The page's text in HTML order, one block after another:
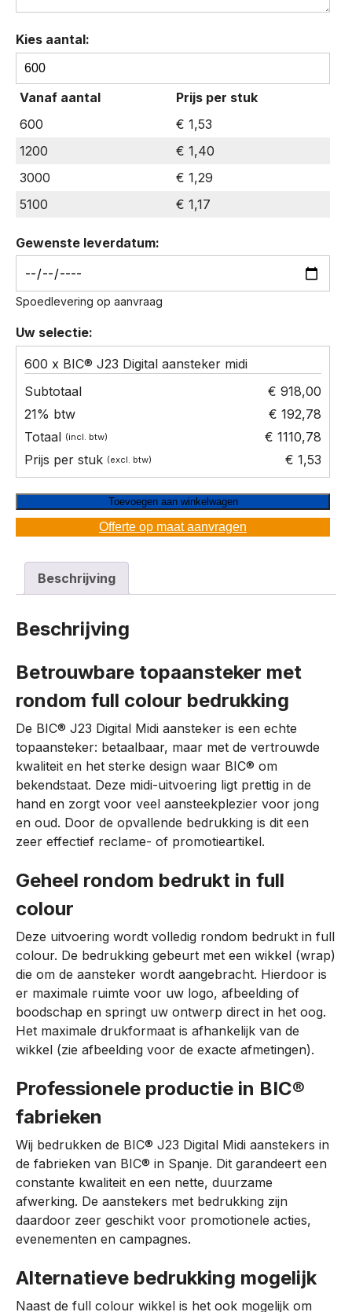
Kies aantal:
BIC®
J23
Digital
aansteker
hoeveelheid
Vanaf aantal
Prijs per stuk
600
€ 1,53
1200
€ 1,40
3000
€ 1,29
5100
€ 1,17
Gewenste leverdatum:
Spoedlevering op aanvraag
Uw selectie:
600 x BIC® J23 Digital aansteker midi
€ 918,00
€ 192,78
€ 1110,78
€ 1,53
Toevoegen aan winkelwagen
Offerte op maat aanvragen
Beschrijving
Beschrijving
Betrouwbare topaansteker met
rondom full colour bedrukking
De BIC® J23 Digital Midi aansteker is een echte
topaansteker: betaalbaar, maar met de vertrouwde
kwaliteit en het sterke design waar BIC® om
bekendstaat. Deze midi-uitvoering ligt prettig in de
hand en zorgt voor veel aansteekplezier voor jong
en oud. Door de opvallende bedrukking is dit een
zeer effectief reclame- of promotieartikel.
Geheel rondom bedrukt in full
colour
Deze uitvoering wordt volledig rondom bedrukt in full
colour. De bedrukking gebeurt met een wikkel (wrap)
die om de aansteker wordt aangebracht. Hierdoor is
er maximale ruimte voor uw logo, afbeelding of
boodschap en springt uw ontwerp direct in het oog.
Het maximale drukformaat is afhankelijk van de
wikkel (zie afbeelding voor de exacte afmetingen).
Professionele productie in BIC®
fabrieken
Wij bedrukken de BIC® J23 Digital Midi aanstekers in
de fabrieken van BIC® in Spanje. Dit garandeert een
constante kwaliteit en een nette, duurzame
afwerking. De aanstekers met bedrukking zijn
daardoor zeer geschikt voor promotionele acties,
evenementen en campagnes.
Alternatieve bedrukking mogelijk
Naast de full colour wikkel is het ook mogelijk om